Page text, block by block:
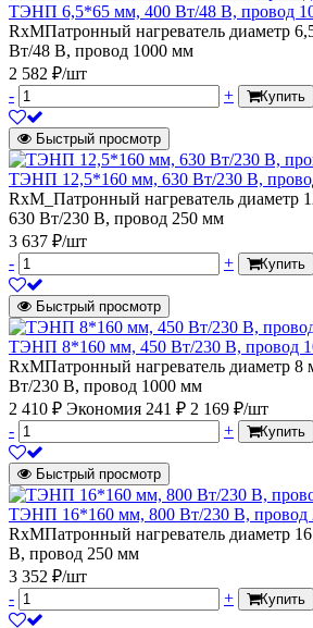
ТЭНП 6,5*65 мм, 400 Вт/48 В, провод
RxMПатронный нагреватель диаметр
Вт/48 В, провод 1000 мм
2 582 ₽/шт
-
+ Купить
Быстрый просмотр
ТЭНП 12,5*160 мм, 630 Вт/230 В,
RxM_Патронный нагреватель диаметр
630 Вт/230 В, провод 250 мм
3 637 ₽/шт
-
+ Купить
Быстрый просмотр
ТЭНП 8*160 мм, 450 Вт/230 В, провод
RxMПатронный нагреватель диаметр
Вт/230 В, провод 1000 мм
2 410 ₽ Экономия 241 ₽ 2 169 ₽/шт
-
+ Купить
Быстрый просмотр
ТЭНП 16*160 мм, 800 Вт/230 В, провод
RxMПатронный нагреватель диаметр
В, провод 250 мм
3 352 ₽/шт
-
+ Купить